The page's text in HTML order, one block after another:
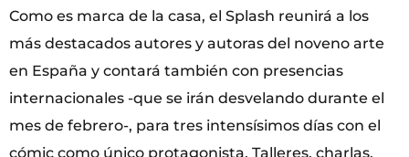
Como es marca de la casa, el Splash reunirá a los
más destacados autores y autoras del noveno arte
en España y contará también con presencias
internacionales -que se irán desvelando durante el
mes de febrero-, para tres intensísimos días con el
cómic como único protagonista. Talleres, charlas,